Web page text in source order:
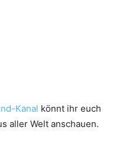
Kanal könnt ihr euch
aller Welt anschauen.